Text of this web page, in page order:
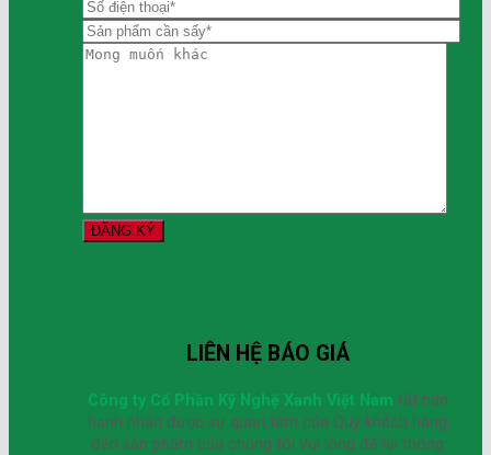
LIÊN HỆ BÁO GIÁ
Công ty Cổ Phần Kỹ Nghệ Xanh Việt Nam rất hân
hạnh nhận được sự quan tâm của Quý khách hàng
đến sản phẩm của chúng tôi.Vui lòng để lại thông